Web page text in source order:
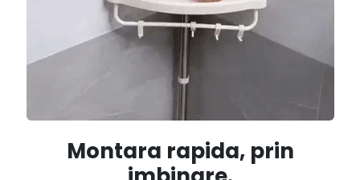
Montara rapida, prin